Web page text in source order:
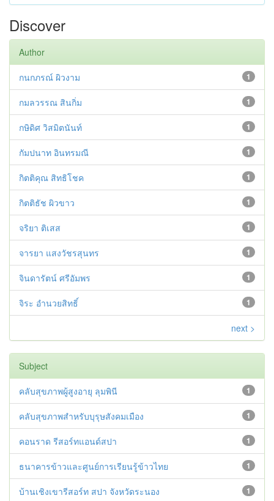
Discover
Author
1
กนกภรณ์ ผิวงาม
1
กมลวรรณ สินกิ่ม
1
กษิดิศ วิสมิตนันท์
1
กัมปนาท อินทรมณี
1
กิตติคุณ สิทธิโชค
1
กิตติธัช ผิวขาว
1
จริยา ติเสส
1
จารยา แสงวัชรสุนทร
1
จินดารัตน์ ศรีอัมพร
1
จิระ อำนวยสิทธิ์
next >
Subject
1
คลับสุขภาพผู้สูงอายุ ลุมพินี
1
คลับสุขภาพสำหรับบุรุษสังคมเมือง
1
คอนราด รีสอร์ทแอนด์สปา
1
ธนาคารข้าวและศูนย์การเรียนรู้ข้าวไทย
1
บ้านเชิงเขารีสอร์ท สปา จังหวัดระนอง